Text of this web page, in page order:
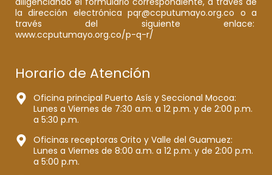
la dirección electrónica pqr@ccputumayo.org.co o a
través del siguiente enlace:
www.ccputumayo.org.co/p-q-r/
Horario de Atención
Oficina principal Puerto Asís y Seccional Mocoa:
Lunes a Viernes de 7:30 a.m. a 12 p.m. y de 2:00 p.m.
a 5:30 p.m.
Oficinas receptoras Orito y Valle del Guamuez:
Lunes a Viernes de 8:00 a.m. a 12 p.m. y de 2:00 p.m.
a 5:00 p.m.